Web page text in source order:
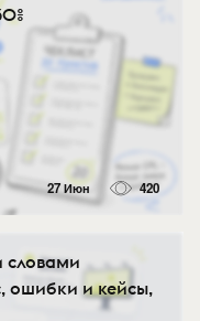
27 Июн 420
словами
ошибки и кейсы,